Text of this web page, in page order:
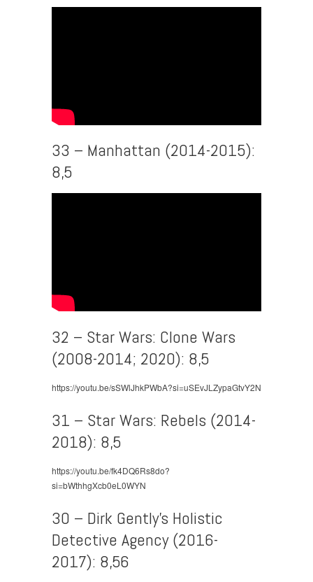
33 – Manhattan (2014-2015):
8,5
32 – Star Wars: Clone Wars
(2008-2014; 2020): 8,5
https://youtu.be/sSWlJhkPWbA?si=uSEvJLZypaGtvY2N
31 – Star Wars: Rebels (2014-
2018): 8,5
https://youtu.be/fk4DQ6Rs8do?
si=bWthhgXcb0eL0WYN
30 – Dirk Gently’s Holistic
Detective Agency (2016-
2017): 8,56